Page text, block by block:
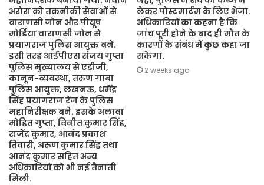
अरोरा को तकनीकी सेवाओं से
वाराणसी जोन और पीयूष
मोर्डिया वाराणसी जोन से
प्रयागराज पुलिस आयुक्त बने.
इसी तरह आईपीएस संजय गुप्ता
पुलिस मुख्यालय से एडीजी,
कानून-व्यवस्था, तरुण गाबा
पुलिस आयुक्त, लखनऊ, धर्मेंद्र
सिंह प्रयागराज रेंज के पुलिस
महानिरीक्षक बने. इसके अलावा
मोहित गुप्ता, विनीत कुमार सिंह,
राजेंद्र कुमार, आनंद प्रकाश
तिवारी, अरुण कुमार सिंह तथा
आनंद कुमार सहित अन्य
अधिकारियों को भी नई तैनाती
मिली.
लेकर पोस्टमार्टम के लिए भेजा.
अधिकारियों का कहना है कि
जांच पूरी होने के बाद ही मौत के
कारणों के संबंध में कुछ कहा जा
सकेगा.
2 weeks ago